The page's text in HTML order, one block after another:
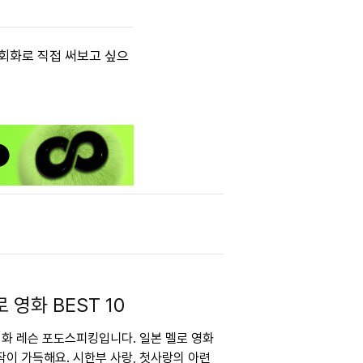
화로 직접 써보고 싶으
영화 BEST 10
레슨 포도스피킹입니다. 일본 멜로 영화
가득해요. 시한부 사랑, 첫사랑의 아련